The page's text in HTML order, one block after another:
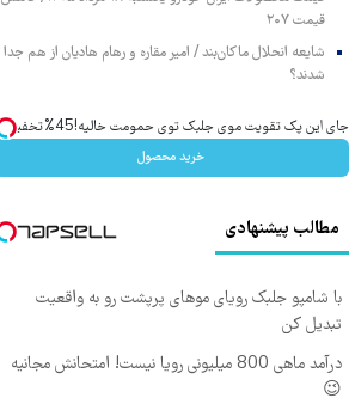
قیمت ۲۰۷
شایعه انحلال ماکان‌بند / امیر مقاره و رهام هادیان از هم جدا
شدند؟
جای این پک تقویت موی جلبک توی حمومت خالیه!45%تخفیف
خرید محصول
مطالب پیشنهادی
با شامپو جلبک رویای موهای پرپشت رو به واقعیت
تبدیل کن
درآمد ماهی 800 میلیونی رویا نیست! امتحانش مجانیه
😉